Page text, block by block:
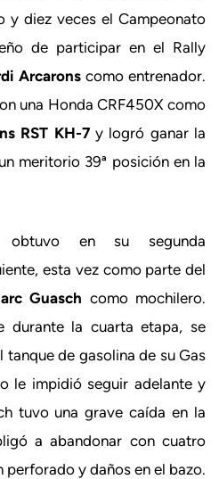
y diez veces el Campeonato
de participar en el Rally
Arcaronscomo entrenador.
una Honda CRF450X como
RST KH-7y logró ganar la
meritorio 39ª posición en la
obtuvo en su segunda
esta vez como parte del
Guasch como mochilero.
durante la cuarta etapa, se
tanque de gasolina de su Gas
le impidió seguir adelante y
tuvo una grave caída en la
a abandonar con cuatro
y daños en el bazo.